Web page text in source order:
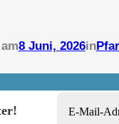
8 Juni, 2026in